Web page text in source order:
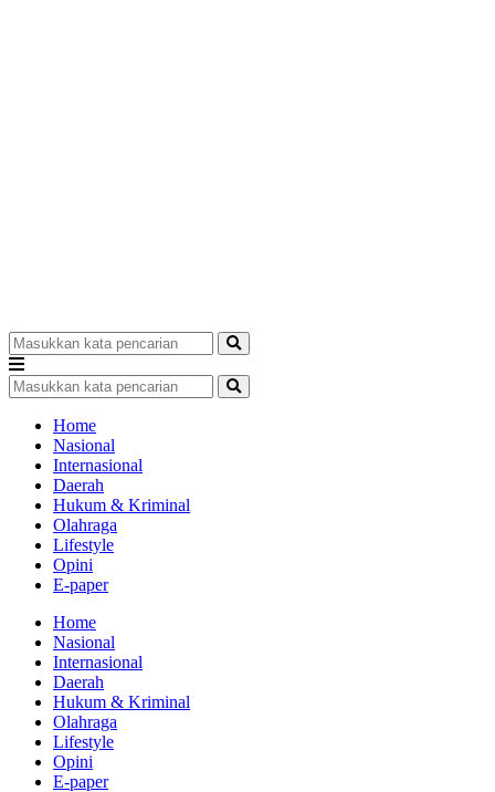
Home
Nasional
Internasional
Daerah
Hukum & Kriminal
Olahraga
Lifestyle
Opini
E-paper
Home
Nasional
Internasional
Daerah
Hukum & Kriminal
Olahraga
Lifestyle
Opini
E-paper